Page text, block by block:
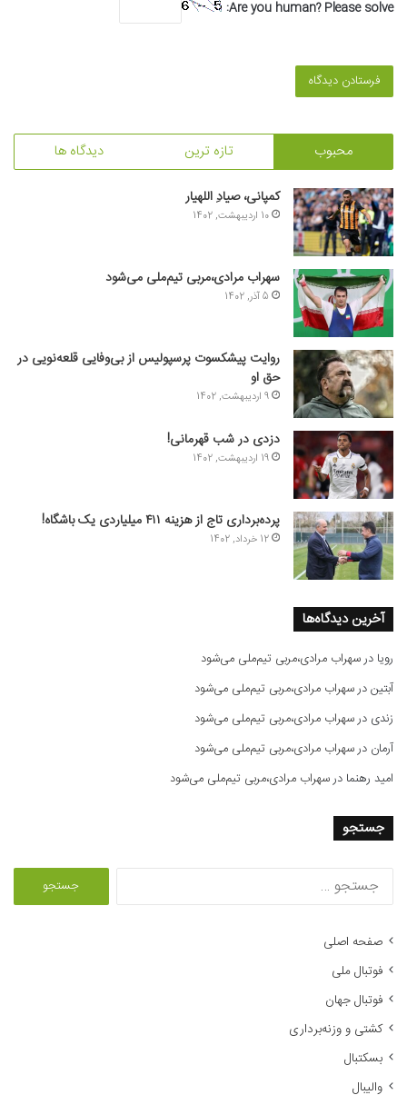
Are you human? Please solve:
محبوب تازه ترین دیدگاه ها
کمپانی، صیادِ اللهیار
10 اردیبهشت, 1402
سهراب مرادی،مربی تیم‌ملی می‌شود
5 آذر, 1402
روایت پیشکسوت پرسپولیس از بی‌وفایی قلعه‌نویی در
حق او
9 اردیبهشت, 1402
دزدی در شب قهرمانی!
19 اردیبهشت, 1402
پرده‌برداری تاج از هزینه ۴۱۱ میلیاردی یک باشگاه!
12 خرداد, 1402
آخرین دیدگاه‌ها
رویا درسهراب مرادی،مربی تیم‌ملی می‌شود
آبتیندرسهراب مرادی،مربی تیم‌ملی می‌شود
زندی درسهراب مرادی،مربی تیم‌ملی می‌شود
آرمان درسهراب مرادی،مربی تیم‌ملی می‌شود
امید رهنما درسهراب مرادی،مربی تیم‌ملی می‌شود
جستجو
صفحه اصلی
فوتبال ملی
فوتبال جهان
کشتی و وزنه‌برداری
بسکتبال
والیبال